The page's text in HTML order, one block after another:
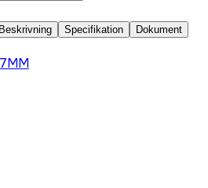
Beskrivning Specifikation
Dokument